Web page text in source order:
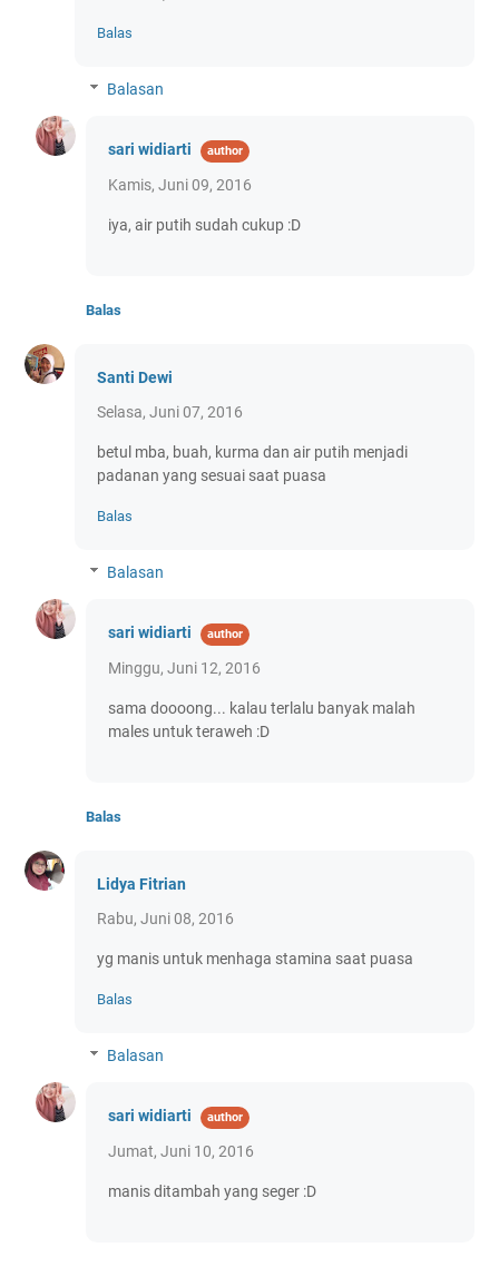
Balas
Balasan
sari widiarti
Kamis, Juni 09, 2016
iya, air putih sudah cukup :D
Balas
Santi Dewi
Selasa, Juni 07, 2016
betul mba, buah, kurma dan air putih menjadi
padanan yang sesuai saat puasa
Balas
Balasan
sari widiarti
Minggu, Juni 12, 2016
sama doooong... kalau terlalu banyak malah
males untuk teraweh :D
Balas
Lidya Fitrian
Rabu, Juni 08, 2016
yg manis untuk menhaga stamina saat puasa
Balas
Balasan
sari widiarti
Jumat, Juni 10, 2016
manis ditambah yang seger :D